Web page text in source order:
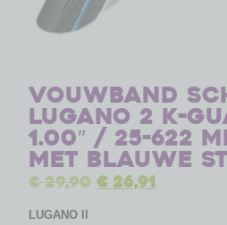
Vouwband
Lugano 2 K-
1.00″ / 25-622
met blauwe
€29,90 €26,91
LUGANO II